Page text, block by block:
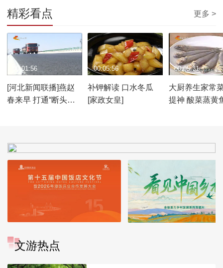
精彩看点 更多 >
[河北新闻联播]燕赵
春来早 打通“断头路”
00:01:56
补钾解读 口水冬瓜
[家政女皇]
00:05:56
大厨养生家常
提神 酸菜蒸黄
00:05:31
文游热点